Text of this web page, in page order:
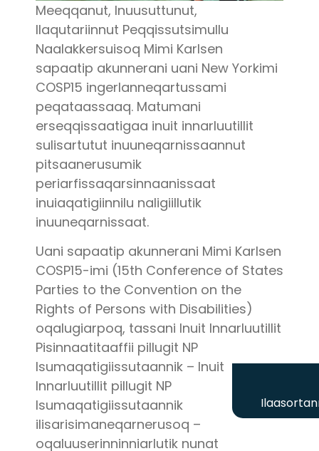
Meeqqanut, Inuusuttunut,
Ilaqutariinnut Peqqissutsimullu
Naalakkersuisoq Mimi Karlsen
sapaatip akunnerani uani New Yorkimi
COSP15 ingerlanneqartussami
peqataassaaq. Matumani
erseqqissaatigaa inuit innarluutillit
sulisartutut inuuneqarnissaannut
pitsaanerusumik
periarfissaqarsinnaanissaat
inuiaqatigiinnilu naligiillutik
inuuneqarnissaat.
Uani sapaatip akunnerani Mimi Karlsen
COSP15-imi (15th Conference of States
Parties to the Convention on the
Rights of Persons with Disabilities)
oqalugiarpoq, tassani Inuit Innarluutillit
Pisinnaatitaaffii pillugit NP
Isumaqatigiissutaannik – Inuit
Innarluutillit pillugit NP
Isumaqatigiissutaannik
ilisarisimaneqarnerusoq –
oqaluuserinninniarlutik nunat